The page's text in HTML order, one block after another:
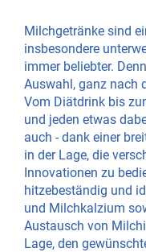
Milchgetränke sind
insbesondere
immer beliebter.
Auswahl, ganz nach
Vom Diätdrink bis
und jeden etwas
auch - dank einer
in der Lage, die
Innovationen zu
hitzebeständig und
und Milchkalzium
Austausch von
Lage, den